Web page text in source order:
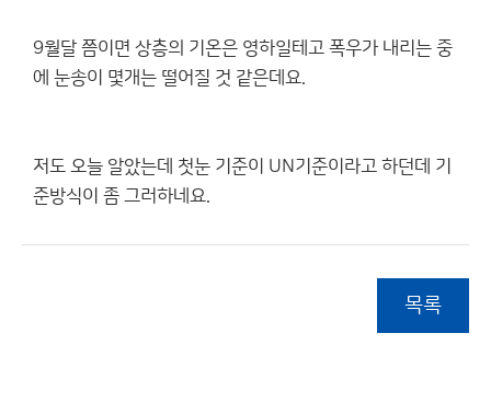
9월달 쯤이면 상층의 기온은 영하일테고 폭우가 내리는 중
에 눈송이 몇개는 떨어질 것 같은데요.
저도 오늘 알았는데 첫눈 기준이 UN기준이라고 하던데 기
준방식이 좀 그러하네요.
목록